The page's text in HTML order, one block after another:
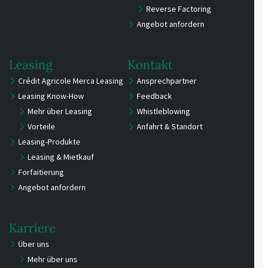
Reverse Factoring
Angebot anfordern
Leasing
Crédit Agricole Merca Leasing
Leasing Know-How
Mehr über Leasing
Vorteile
Leasing-Produkte
Leasing & Mietkauf
Forfaitierung
Angebot anfordern
Kontakt
Ansprechpartner
Feedback
Whistleblowing
Anfahrt & Standort
Karriere
Über uns
Mehr über uns